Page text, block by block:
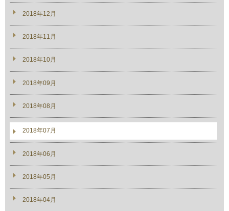
2018年12月
2018年11月
2018年10月
2018年09月
2018年08月
2018年07月
2018年06月
2018年05月
2018年04月